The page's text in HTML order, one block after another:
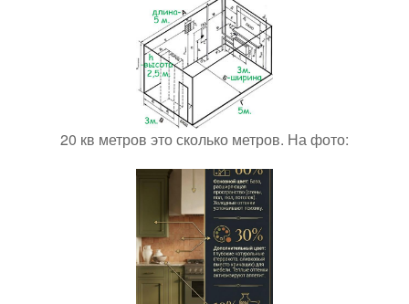
20 кв метров это сколько метров. На фото: